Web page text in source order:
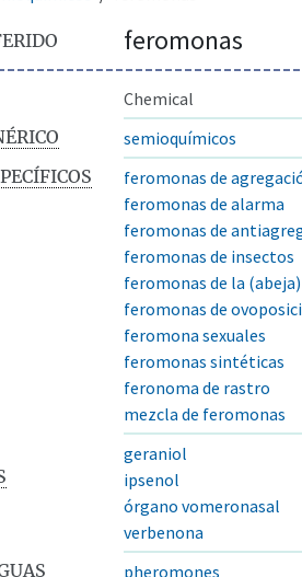
feromonas
Chemical
semioquímicos
feromonas de
feromonas de alarma
feromonas de
feromonas de insectos
feromonas de la
feromonas de
feromona sexuales
feromonas sintéticas
feronoma de rastro
mezcla de feromonas
geraniol
ipsenol
órgano vomeronasal
verbenona
pheromones